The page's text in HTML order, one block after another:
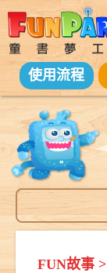
使用流程
FUN故事>